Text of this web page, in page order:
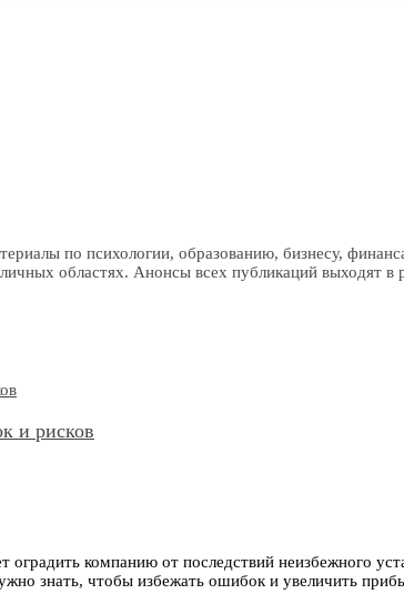
по психологии, образованию, бизнесу,
областях. Анонсы всех публикаций выходят в
и рисков
оградить компанию от последствий неизбежного
знать, чтобы избежать ошибок и увеличить